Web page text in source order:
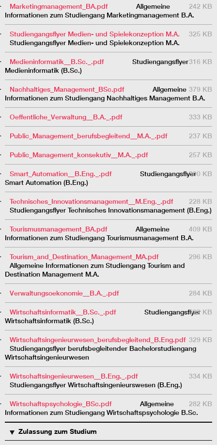
Marketingmanagement_BA.pdf
Allgemeine
Informationen zum Studiengang Marketingmanagement B.A.
242 KB
Studiengangsflyer Medien- und Spielekonzeption M.A.
Studiengangsflyer Medien- und Spielekonzeption M.A.
325 KB
Medieninformatik__B.Sc._.pdf
Studiengangsflyer
Medieninformatik (B.Sc.)
316 KB
Nachhaltiges_Management_BSc.pdf
Allgemeine
Informationen zum Studiengang Nachhaltiges Management B.A.
379 KB
Oeffentliche_Verwaltung__B.A._.pdf 333 KB
Public_Management_berufsbegleitend__M.A._.pdf 237 KB
Public_Management_konsekutiv__M.A._.pdf 257 KB
Smart_Automation__B.Eng._.pdf
Studiengangsflyer
Smart Automation (B.Eng.)
300 KB
Technisches_Innovationsmanagement__M.Eng._.pdf
Studiengangsflyer Technisches Innovationsmanagement (B.Eng.)
228 KB
Tourismusmanagement_BA.pdf
Allgemeine
Informationen zum Studiengang Tourismusmanagement B.A.
409 KB
Tourism_and_Destination_Management_MA.pdf
Allgemeine Informationen zum Studiengang Tourism and
Destination Management M.A.
296 KB
Verwaltungsoekonomie__B.A._.pdf 284 KB
Wirtschaftsinformatik__B.Sc._.pdf
Studiengangsflyer
Wirtschaftsinformatik (B.Sc.)
322 KB
Wirtschaftsingenieurwesen_berufsbegleitend_B.Eng.pdf
Studiengangsflyer berufsbegleitender Bachelorstudiengang
Wirtschaftsingenieurwesen
329 KB
Wirtschaftsingenieurwesen__B.Eng._.pdf
Studiengangsflyer Wirtschaftsingenieurswesen (B.Eng.)
334 KB
Wirtschaftspsychologie_BSc.pdf
Allgemeine
Informationen zum Studiengang Wirtschaftspsychologie B.Sc.
282 KB
Zulassung zum Studium